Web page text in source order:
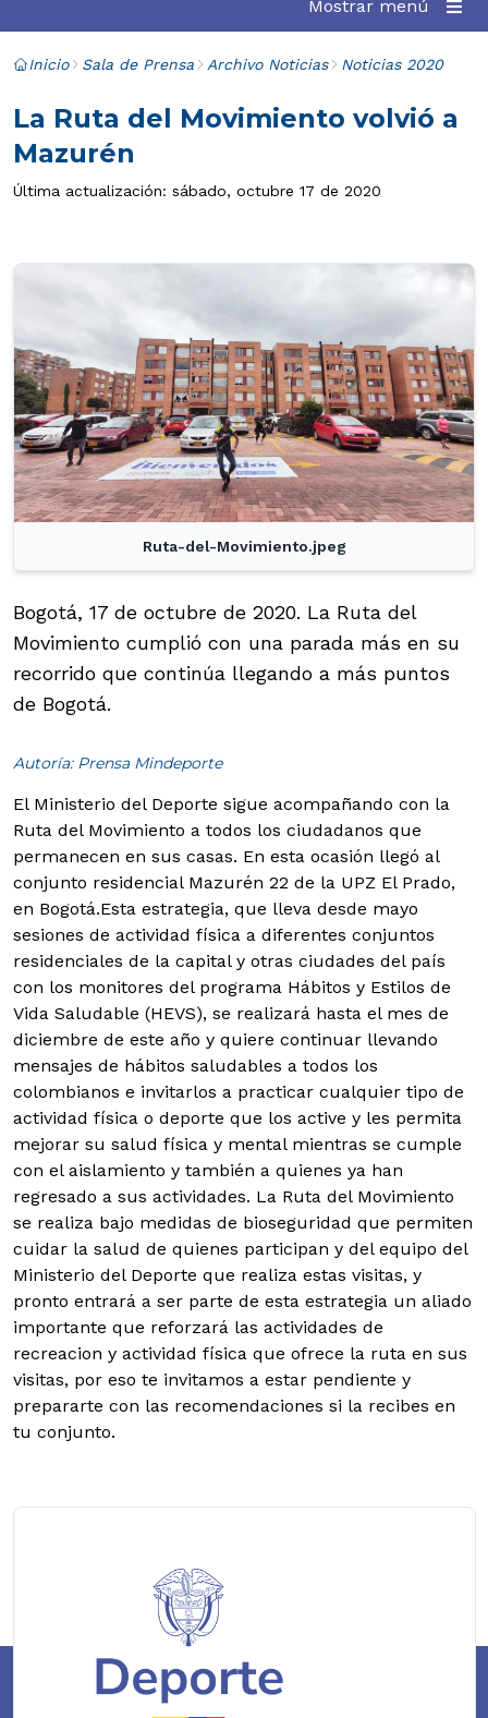
Mostrar menú
Inicio Sala de Prensa Archivo Noticias Noticias 2020
La Ruta del Movimiento volvió a
Mazurén
Última actualización: sábado, octubre 17 de 2020
Ruta-del-Movimiento.jpeg
Bogotá, 17 de octubre de 2020. La Ruta del
Movimiento cumplió con una parada más en su
recorrido que continúa llegando a más puntos
de Bogotá.
Autoría: Prensa Mindeporte
El Ministerio del Deporte sigue acompañando con la
Ruta del Movimiento a todos los ciudadanos que
permanecen en sus casas. En esta ocasión llegó al
conjunto residencial Mazurén 22 de la UPZ El Prado,
en Bogotá.Esta estrategia, que lleva desde mayo
sesiones de actividad física a diferentes conjuntos
residenciales de la capital y otras ciudades del país
con los monitores del programa Hábitos y Estilos de
Vida Saludable (HEVS), se realizará hasta el mes de
diciembre de este año y quiere continuar llevando
mensajes de hábitos saludables a todos los
colombianos e invitarlos a practicar cualquier tipo de
actividad física o deporte que los active y les permita
mejorar su salud física y mental mientras se cumple
con el aislamiento y también a quienes ya han
regresado a sus actividades. La Ruta del Movimiento
se realiza bajo medidas de bioseguridad que permiten
cuidar la salud de quienes participan y del equipo del
Ministerio del Deporte que realiza estas visitas, y
pronto entrará a ser parte de esta estrategia un aliado
importante que reforzará las actividades de
recreacion y actividad física que ofrece la ruta en sus
visitas, por eso te invitamos a estar pendiente y
prepararte con las recomendaciones si la recibes en
tu conjunto.